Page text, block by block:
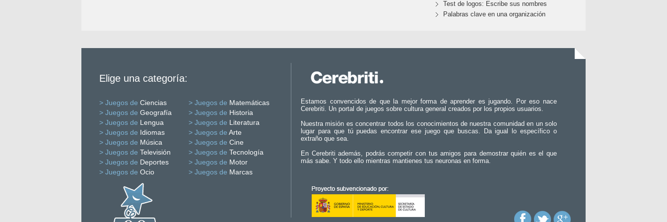
Test de logos: Escribe sus nombres
Palabras clave en una organización
Elige una categoría:
> Juegos de Ciencias > Juegos de Matemáticas
> Juegos de Geografía > Juegos de Historia
> Juegos de Lengua > Juegos de Literatura
> Juegos de Idiomas > Juegos de Arte
> Juegos de Música > Juegos de Cine
> Juegos de Televisión > Juegos de Tecnología
> Juegos de Deportes > Juegos de Motor
> Juegos de Ocio > Juegos de Marcas
Estamos convencidos de que la mejor forma de aprender es jugando. Por eso nace
Cerebriti. Un portal de juegos sobre cultura general creados por los propios usuarios.
Nuestra misión es concentrar todos los conocimientos de nuestra comunidad en un solo
lugar para que tú puedas encontrar ese juego que buscas. Da igual lo específico o
extraño que sea.
En Cerebriti además, podrás competir con tus amigos para demostrar quién es el que
más sabe. Y todo ello mientras mantienes tus neuronas en forma.